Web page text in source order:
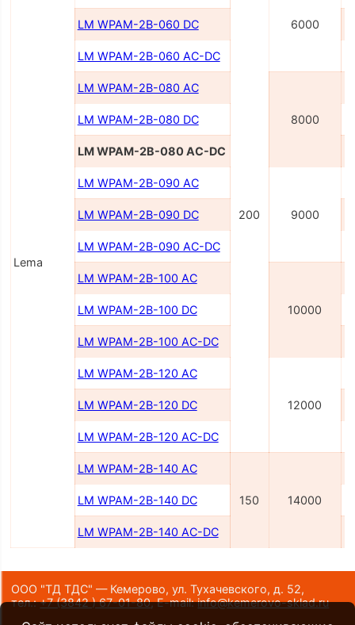
Lema
200
6000
LM WPAM-2B-060 DC
LM WPAM-2B-060 AC-DC
LM WPAM-2В-080 AC
8000
LM WPAM-2B-080 DC
LM WPAM-2B-080 AC-DC
LM WPAM-2В-090 AC
9000
LM WPAM-2B-090 DC
LM WPAM-2B-090 AC-DC
LM WPAM-2B-100 AC
10000
LM WPAM-2B-100 DC
LM WPAM-2B-100 AC-DC
LM WPAM-2B-120 AC
12000
LM WPAM-2B-120 DC
LM WPAM-2B-120 AC-DC
LM WPAM-2B-140 AC
150 14000
LM WPAM-2B-140 DC
LM WPAM-2B-140 AC-DC
ООО "ТД ТДС" — Кемерово, ул. Тухачевского, д. 52,
тел.:+7 (3842 ) 67-01-80,E-mail:info@kemerovo-sklad.ru